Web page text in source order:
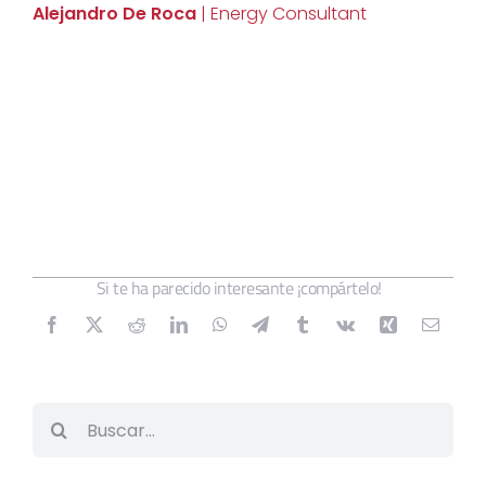
Alejandro De Roca | Energy Consultant
Si te ha parecido interesante ¡compártelo!
Buscar: